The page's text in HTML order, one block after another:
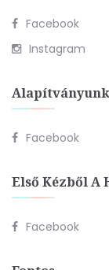
Facebook
Instagram
Facebook
Első Kézből A
Facebook